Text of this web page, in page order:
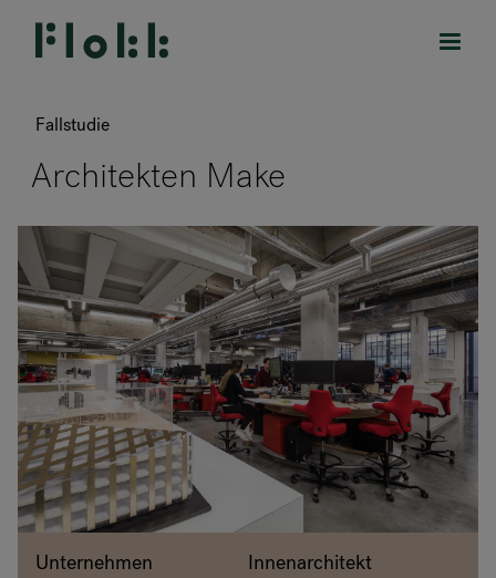
PROJEKTE
DESIGNER
MARKEN
BLOG
SHOP
Fallstudie
Architekten Make
Unternehmen Innenarchitekt